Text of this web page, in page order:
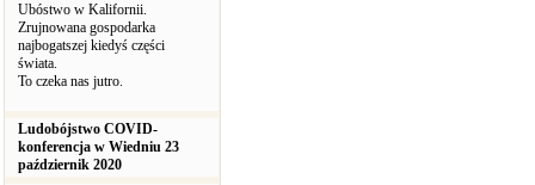
Ubóstwo w Kalifornii.
Zrujnowana gospodarka
najbogatszej kiedyś części
świata.
To czeka nas jutro.
Ludobójstwo COVID-
konferencja w Wiedniu 23
październik 2020